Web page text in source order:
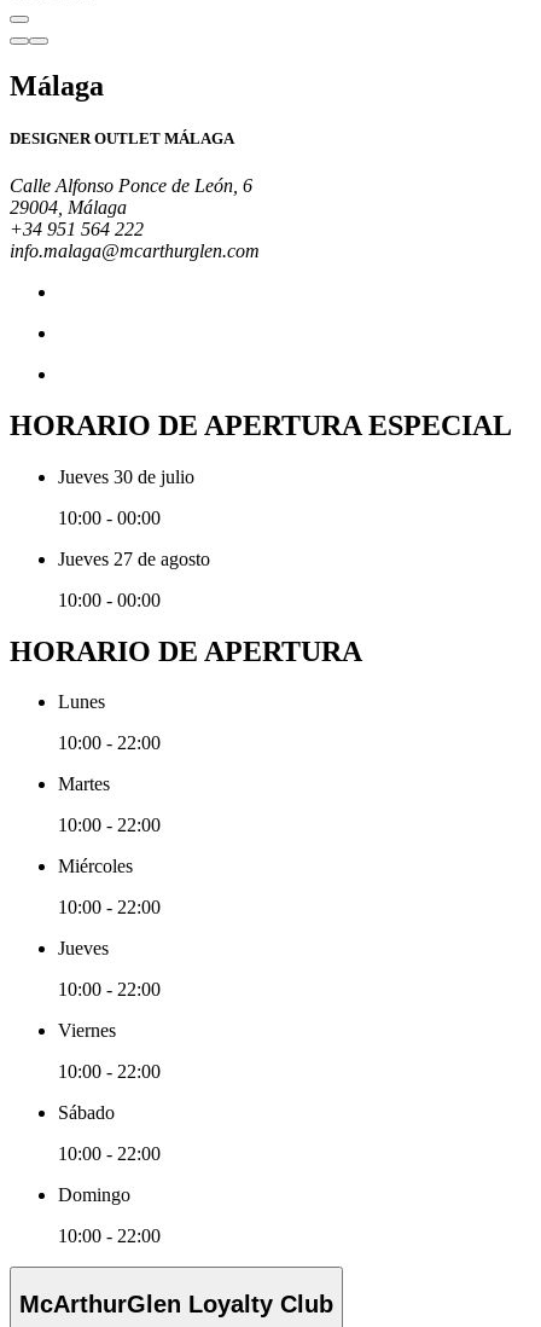
Málaga
DESIGNER OUTLET MÁLAGA
Calle Alfonso Ponce de León, 6
29004, Málaga
+34 951 564 222
info.malaga@mcarthurglen.com
HORARIO DE APERTURA ESPECIAL
Jueves 30 de julio
10:00 - 00:00
Jueves 27 de agosto
10:00 - 00:00
HORARIO DE APERTURA
Lunes
10:00 - 22:00
Martes
10:00 - 22:00
Miércoles
10:00 - 22:00
Jueves
10:00 - 22:00
Viernes
10:00 - 22:00
Sábado
10:00 - 22:00
Domingo
10:00 - 22:00
McArthurGlen Loyalty Club